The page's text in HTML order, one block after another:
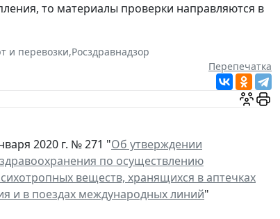
то материалы проверки направляются в
и перевозки,Росздравнадзор
Перепечатка
2020 г. № 271 "Об утверждении
по осуществлению
веществ, хранящихся в аптечках
и в поездах международных линий"